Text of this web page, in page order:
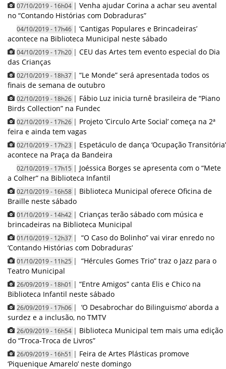
07/10/2019 - 16h04 | Venha ajudar Corina a achar seu avental
no “Contando Histórias com Dobraduras”
04/10/2019 - 17h46 | ‘Cantigas Populares e Brincadeiras’
acontece na Biblioteca Municipal neste sábado
04/10/2019 - 17h20 | CEU das Artes tem evento especial do Dia
das Crianças
02/10/2019 - 18h37 | “Le Monde” será apresentada todos os
finais de semana de outubro
02/10/2019 - 18h26 | Fábio Luz inicia turnê brasileira de “Piano
Birds Collection” na Fundec
02/10/2019 - 17h26 | Projeto ‘Circulo Arte Social’ começa na 2ª
feira e ainda tem vagas
02/10/2019 - 17h23 | Espetáculo de dança ‘Ocupação Transitória’
acontece na Praça da Bandeira
02/10/2019 - 17h15 | Joéssica Borges se apresenta com o “Mete
a Colher” na Biblioteca Infantil
02/10/2019 - 16h58 | Biblioteca Municipal oferece Oficina de
Braille neste sábado
01/10/2019 - 14h42 | Crianças terão sábado com música e
brincadeiras na Biblioteca Municipal
01/10/2019 - 12h37 | “O Caso do Bolinho” vai virar enredo no
‘Contando Histórias com Dobraduras’
01/10/2019 - 11h25 | “Hércules Gomes Trio” traz o Jazz para o
Teatro Municipal
26/09/2019 - 18h01 | “Entre Amigos” canta Elis e Chico na
Biblioteca Infantil neste sábado
26/09/2019 - 17h06 | ‘O Desabrochar do Bilinguismo’ aborda a
surdez e a inclusão, no TMTV
26/09/2019 - 16h54 | Biblioteca Municipal tem mais uma edição
do “Troca-Troca de Livros”
26/09/2019 - 16h51 | Feira de Artes Plásticas promove
‘Piquenique Amarelo’ neste domingo